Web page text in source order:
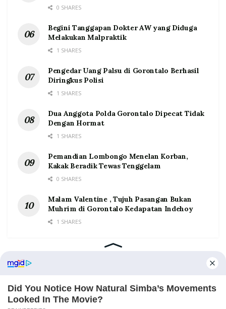
0 SHARES
Begini Tanggapan Dokter AW yang Diduga
Melakukan Malpraktik
1 SHARES
Pengedar Uang Palsu di Gorontalo Berhasil
Diringkus Polisi
1 SHARES
Dua Anggota Polda Gorontalo Dipecat Tidak
Dengan Hormat
1 SHARES
Pemandian Lombongo Menelan Korban,
Kakak Beradik Tewas Tenggelam
0 SHARES
Malam Valentine , Tujuh Pasangan Bukan
Muhrim di Gorontalo Kedapatan Indehoy
1 SHARES
Home Tentang Kontak Redaksi Pedoman Media Siber